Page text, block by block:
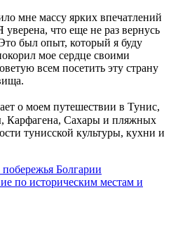
мне массу ярких впечатлений
что еще не раз вернусь
был опыт, который я буду
мое сердце своими
всем посетить эту страну
о моем путешествии в Тунис,
Карфагена, Сахары и пляжных
тунисской культуры, кухни и
Болгарии
по историческим местам и